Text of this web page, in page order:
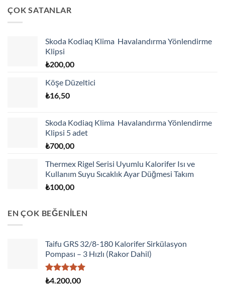
ÇOK SATANLAR
Skoda Kodiaq Klima Havalandırma Yönlendirme
Klipsi
₺200,00
Köşe Düzeltici
₺16,50
Skoda Kodiaq Klima Havalandırma Yönlendirme
Klipsi 5 adet
₺700,00
Thermex Rigel Serisi Uyumlu Kalorifer Isı ve
Kullanım Suyu Sıcaklık Ayar Düğmesi Takım
₺100,00
EN ÇOK BEĞENİLEN
Taifu GRS 32/8-180 Kalorifer Sirkülasyon
Pompası – 3 Hızlı (Rakor Dahil)
5 üzerinden
₺4.200,00